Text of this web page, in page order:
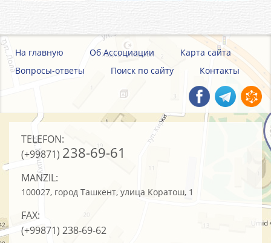
гг. -
«Узжилсбербанк»
вр. -
Генеральный директор Ассоциации банков
Узбекистана
На главную Об Ассоциации
Карта сайта
Вопросы-ответы
Поиск по сайту Контакты
TELEFON:
(+99871) 238-69-61
MANZIL:
100027, город Ташкент, улица Коратош, 1
FAX:
(+99871) 238-69-62